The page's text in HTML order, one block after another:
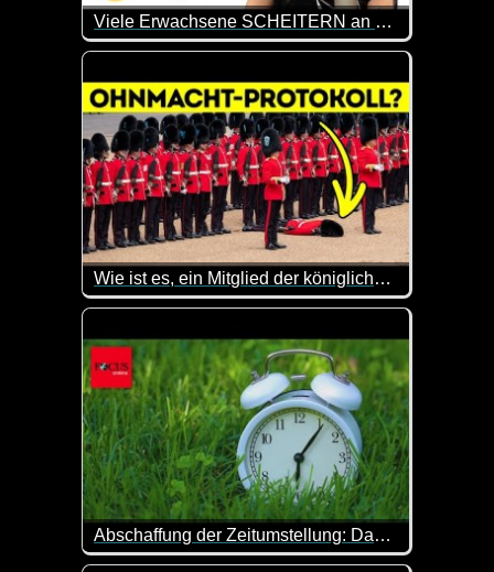
Viele Erwachsene SCHEITERN an dieser Aufgabe, du aber NICHT!
Weil es ab und zu mal wieder total interessant ist,
Wie ist es, ein Mitglied der königlichen Garde zu sein
Warst du schon mal am Buckingham Palace und
Abschaffung der Zeitumstellung: Das ist der aktuelle Stand